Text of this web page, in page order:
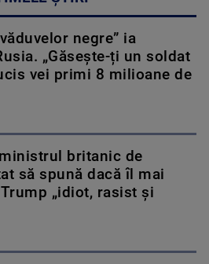
negre” ia
„Găsește-ți un soldat
vei primi 8 milioane de
britanic de
să spună dacă îl mai
„idiot, rasist și